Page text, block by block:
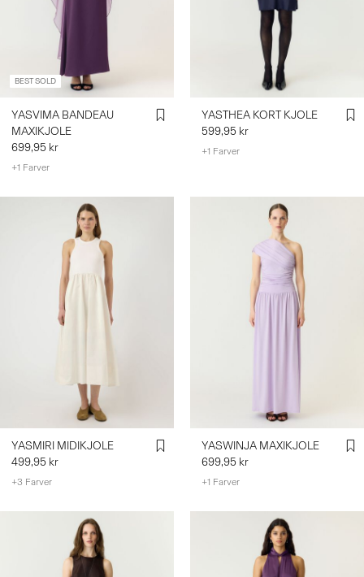
BEST SOLD
YASVIMA BANDEAU
MAXIKJOLE
699,95 kr
+1 Farver
YASTHEA KORT KJOLE
599,95 kr
+1 Farver
YASMIRI MIDIKJOLE
499,95 kr
+3 Farver
YASWINJA MAXIKJOLE
699,95 kr
+1 Farver